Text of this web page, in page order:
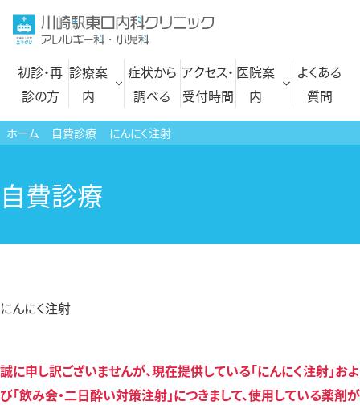
へ
ッ
初診・再
診の方
診療案
内
脂質異常症外来
症状から
調べる
アクセス・
受付時間
医院案
内
よくある
質問
ホーム 自費診療 にんにく注射
自費診療
にんにく注射
誠に申し訳ございませんが、現在提供している「にんにく注射」およ
び「飲み会・二日酔い対策注射」につきまして、使用している薬剤が